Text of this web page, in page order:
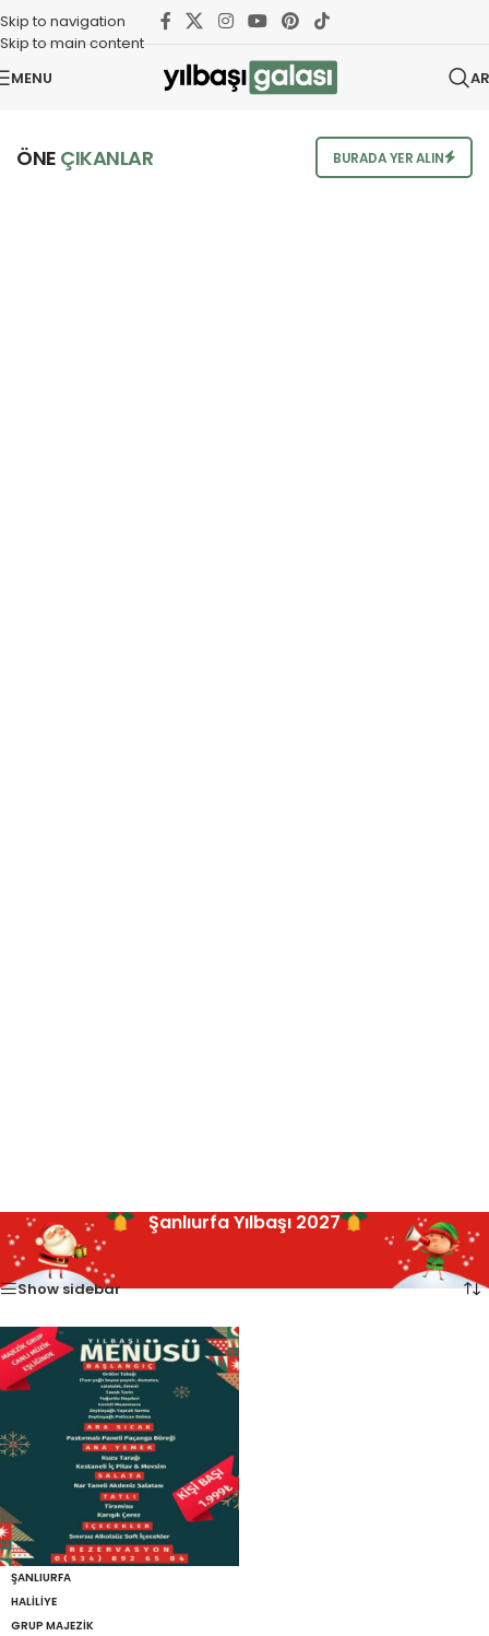
Skip to navigation
Skip to main content
MENU
ÖNE ÇIKANLAR BURADA YER ALIN
Şanlıurfa Yılbaşı 2027
Ana Sayfa/Şanlıurfa Tek bir sonuç gösteriliyor
Show sidebar
ŞANLIURFA
HALILIYE
GRUP MAJEZIK